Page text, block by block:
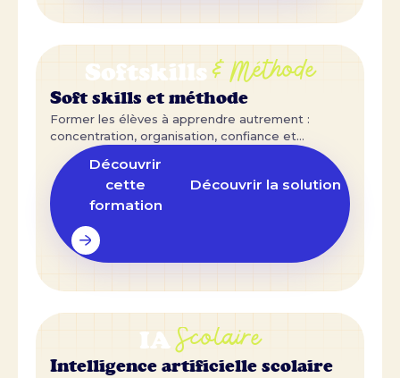
Softskills& Méthode
Soft skills et méthode
Former les élèves à apprendre autrement :
concentration, organisation, confiance et
posture.
Découvrir
cette
formation
Découvrir la solution
IAScolaire
Intelligence artificielle scolaire